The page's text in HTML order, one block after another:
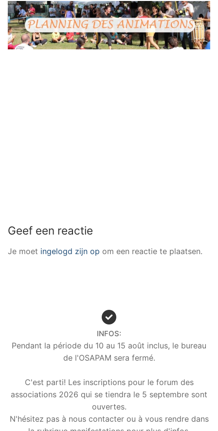
Geef een reactie
Je moet ingelogd zijn op om een reactie te plaatsen.
INFOS:
Pendant la période du 10 au 15 août inclus, le bureau
de l'OSAPAM sera fermé.
C'est parti! Les inscriptions pour le forum des
associations 2026 qui se tiendra le 5 septembre sont
ouvertes.
N'hésitez pas à nous contacter ou à vous rendre dans